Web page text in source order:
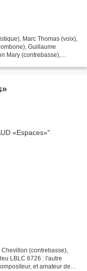
Marc Thomas (voix),
Guillaume
Mary (contrebasse),
(contrebasse),
LBLC 6726 : l'autre
et amateur de